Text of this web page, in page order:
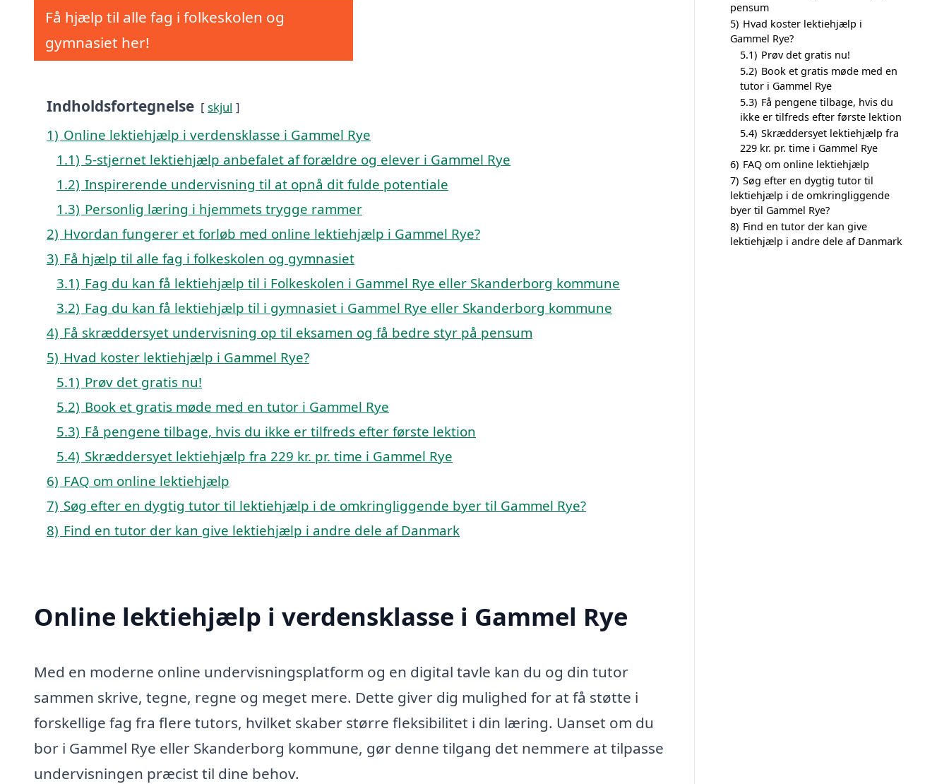
Få hjælp til alle fag i folkeskolen og
gymnasiet her!
Indholdsfortegnelse skjul
1) Online lektiehjælp i verdensklasse i Gammel Rye
1.1) 5-stjernet lektiehjælp anbefalet af forældre og elever i Gammel Rye
1.2) Inspirerende undervisning til at opnå dit fulde potentiale
1.3) Personlig læring i hjemmets trygge rammer
2) Hvordan fungerer et forløb med online lektiehjælp i Gammel Rye?
3) Få hjælp til alle fag i folkeskolen og gymnasiet
3.1) Fag du kan få lektiehjælp til i Folkeskolen i Gammel Rye eller Skanderborg kommune
3.2) Fag du kan få lektiehjælp til i gymnasiet i Gammel Rye eller Skanderborg kommune
4) Få skræddersyet undervisning op til eksamen og få bedre styr på pensum
5) Hvad koster lektiehjælp i Gammel Rye?
5.1) Prøv det gratis nu!
5.2) Book et gratis møde med en tutor i Gammel Rye
5.3) Få pengene tilbage, hvis du ikke er tilfreds efter første lektion
5.4) Skræddersyet lektiehjælp fra 229 kr. pr. time i Gammel Rye
6) FAQ om online lektiehjælp
7) Søg efter en dygtig tutor til lektiehjælp i de omkringliggende byer til Gammel Rye?
8) Find en tutor der kan give lektiehjælp i andre dele af Danmark
Online lektiehjælp i verdensklasse i Gammel Rye
Med en moderne online undervisningsplatform og en digital tavle kan du og din tutor
sammen skrive, tegne, regne og meget mere. Dette giver dig mulighed for at få støtte i
forskellige fag fra flere tutors, hvilket skaber større fleksibilitet i din læring. Uanset om du
bor i Gammel Rye eller Skanderborg kommune, gør denne tilgang det nemmere at tilpasse
undervisningen præcist til dine behov.
pensum
5) Hvad koster lektiehjælp i
Gammel Rye?
5.1) Prøv det gratis nu!
5.2) Book et gratis møde med en
tutor i Gammel Rye
5.3) Få pengene tilbage, hvis du
ikke er tilfreds efter første lektion
5.4) Skræddersyet lektiehjælp fra
229 kr. pr. time i Gammel Rye
6) FAQ om online lektiehjælp
7) Søg efter en dygtig tutor til
lektiehjælp i de omkringliggende
byer til Gammel Rye?
8) Find en tutor der kan give
lektiehjælp i andre dele af Danmark